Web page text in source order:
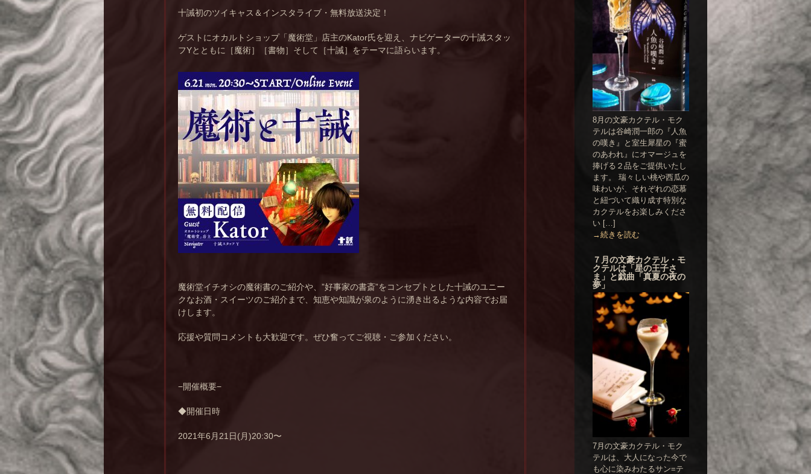
十誡初のツイキャス＆インスタライブ・無料放送決定！
ゲストにオカルトショップ「魔術堂」店主のKator氏を迎え、ナビゲーターの十誡スタッ
フYとともに［魔術］［書物］そして［十誡］をテーマに語らいます。
魔術堂イチオシの魔術書のご紹介や、”好事家の書斎”をコンセプトとした十誡のユニー
クなお酒・スイーツのご紹介まで、知恵や知識が泉のように湧き出るような内容でお届
けします。
応援や質問コメントも大歓迎です。ぜひ奮ってご視聴・ご参加ください。
−開催概要−
◆開催日時
2021年6月21日(月)20:30〜
8月の文豪カクテル・モク
テルは谷崎潤一郎の『人魚
の嘆き』と室生犀星の『蜜
のあわれ』にオマージュを
捧げる２品をご提供いたし
ます。 瑞々しい桃や西瓜の
味わいが、それぞれの恋慕
と紐づいて織り成す特別な
カクテルをお楽しみくださ
い […]
→続きを読む
７月の文豪カクテル・モ
クテルは「星の王子さ
ま」と戯曲「真夏の夜の
夢」
7月の文豪カクテル・モク
テルは、大人になった今で
も心に染みわたるサン=テ